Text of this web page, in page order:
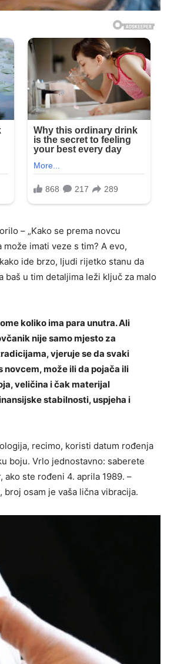
– „Kako se prema novcu
može imati veze s tim? A evo,
ide brzo, ljudi rijetko stanu da
baš u tim detaljima leži ključ za malo
koliko ima para unutra. Ali
nije samo mjesto za
vjeruje se da svaki
može ili da pojača ili
veličina i čak materijal
stabilnosti, uspjeha i
recimo, koristi datum rođenja
boju. Vrlo jednostavno: saberete
ste rođeni 4. aprila 1989. –
osam je vaša lična vibracija.